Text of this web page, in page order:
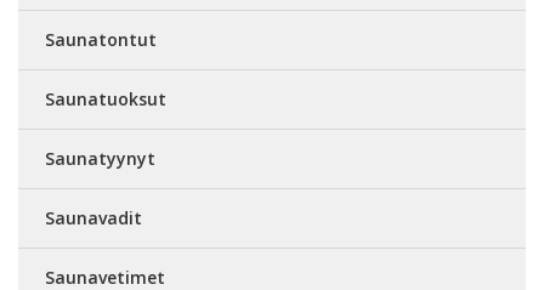
Saunatontut
Saunatuoksut
Saunatyynyt
Saunavadit
Saunavetimet